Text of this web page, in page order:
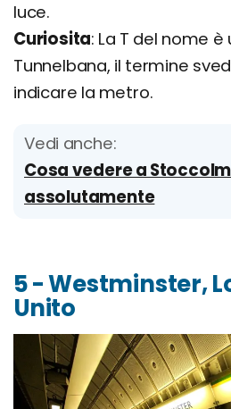
luce.
Curiosita: La T del nome
Tunnelbana, il termine
indicare la metro.
Vedi anche:
Cosa vedere a
assolutamente
5 - Westminster,
Unito